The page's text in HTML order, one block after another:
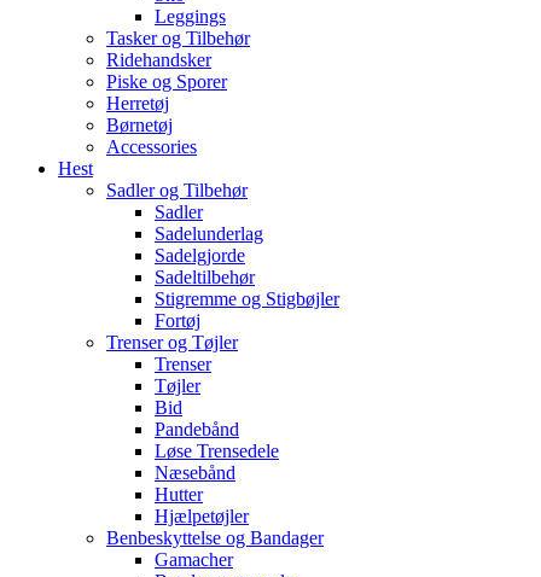
Leggings
Tasker og Tilbehør
Ridehandsker
Piske og Sporer
Herretøj
Børnetøj
Accessories
Hest
Sadler og Tilbehør
Sadler
Sadelunderlag
Sadelgjorde
Sadeltilbehør
Stigremme og Stigbøjler
Fortøj
Trenser og Tøjler
Trenser
Tøjler
Bid
Pandebånd
Løse Trensedele
Næsebånd
Hutter
Hjælpetøjler
Benbeskyttelse og Bandager
Gamacher